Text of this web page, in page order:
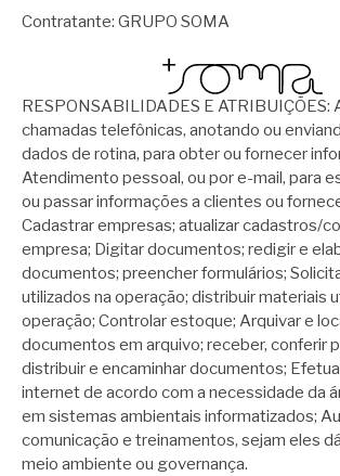
Contratante: GRUPO SOMA
RESPONSABILIDADES E ATRIBUIÇÕES:
chamadas telefônicas, anotando ou
dados de rotina, para obter ou fornecer
Atendimento pessoal, ou por e-mail, para
ou passar informações a clientes ou
Cadastrar empresas; atualizar cadastros/
empresa; Digitar documentos; redigir e
documentos; preencher formulários;
utilizados na operação; distribuir materiais
operação; Controlar estoque; Arquivar e
documentos em arquivo; receber, conferir
distribuir e encaminhar documentos;
internet de acordo com a necessidade da
em sistemas ambientais informatizados;
comunicação e treinamentos, sejam eles
meio ambiente ou governança.